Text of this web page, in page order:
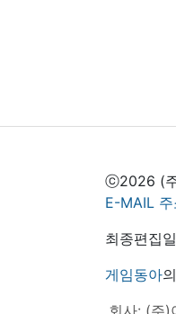
ⓒ2026 (
E-MAIL
최종편집
게임동아
회사: (주)